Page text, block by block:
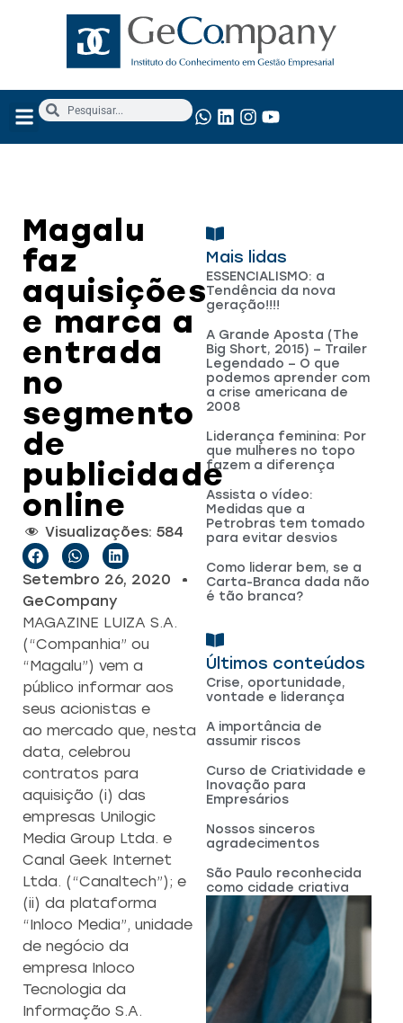
Magalu
faz
aquisições
e marca a
entrada
no
segmento
de
publicidade
online
Visualizações: 584
Setembro 26, 2020
GeCompany
MAGAZINE LUIZA S.A.
(“Companhia” ou
“Magalu”) vem a
público informar aos
seus acionistas e
ao mercado que, nesta
data, celebrou
contratos para
aquisição (i) das
empresas Unilogic
Media Group Ltda. e
Canal Geek Internet
Ltda. (“Canaltech”); e
(ii) da plataforma
“Inloco Media”, unidade
de negócio da
empresa Inloco
Tecnologia da
Informação S.A.
Mais lidas
Últimos conteúdos
Crise, oportunidade,
vontade e liderança
A importância de
assumir riscos
Curso de Criatividade e
Inovação para
Empresários
Nossos sinceros
agradecimentos
São Paulo reconhecida
como cidade criativa
ESSENCIALISMO: a
Tendência da nova
geração!!!!
A Grande Aposta (The
Big Short, 2015) – Trailer
Legendado – O que
podemos aprender com
a crise americana de
2008
Liderança feminina: Por
que mulheres no topo
fazem a diferença
Assista o vídeo:
Medidas que a
Petrobras tem tomado
para evitar desvios
Como liderar bem, se a
Carta-Branca dada não
é tão branca?